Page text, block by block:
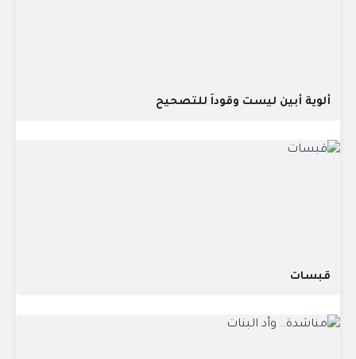
ألوية أبين ليست وقوداً للتصحيح
قبسات